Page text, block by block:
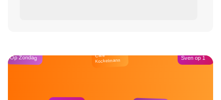
Op Zondag Café
Kockelmann Sven op 1